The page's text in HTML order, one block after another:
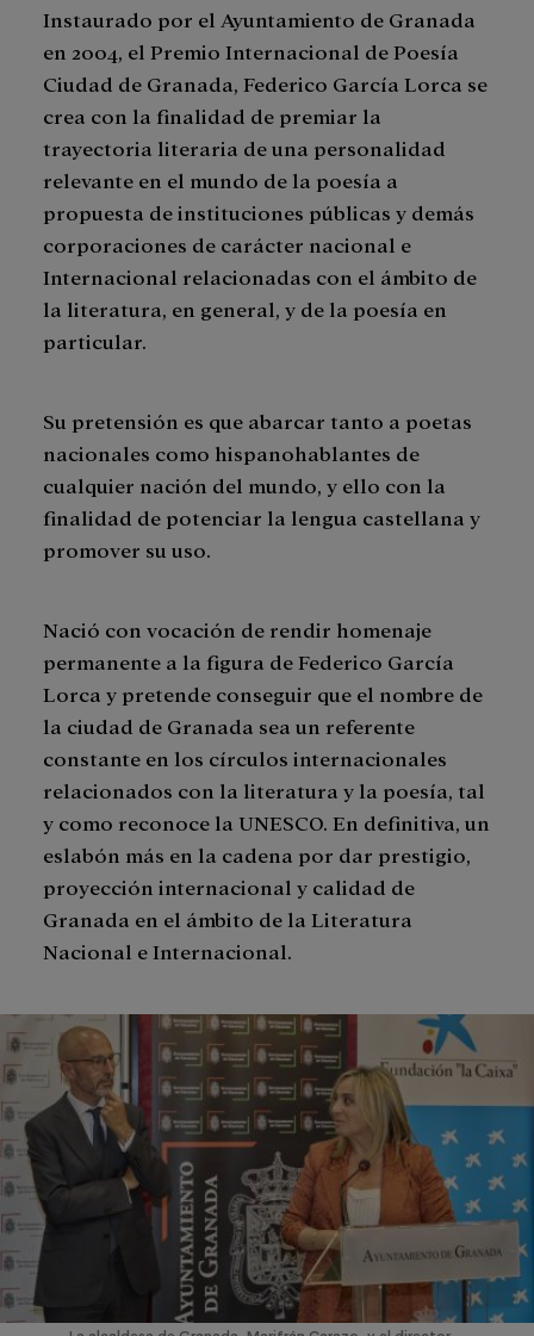
Instaurado por el Ayuntamiento de Granada
en 2004, el Premio Internacional de Poesía
Ciudad de Granada, Federico García Lorca se
crea con la finalidad de premiar la
trayectoria literaria de una personalidad
relevante en el mundo de la poesía a
propuesta de instituciones públicas y demás
corporaciones de carácter nacional e
Internacional relacionadas con el ámbito de
la literatura, en general, y de la poesía en
particular.
Su pretensión es que abarcar tanto a poetas
nacionales como hispanohablantes de
cualquier nación del mundo, y ello con la
finalidad de potenciar la lengua castellana y
promover su uso.
Nació con vocación de rendir homenaje
permanente a la figura de Federico García
Lorca y pretende conseguir que el nombre de
la ciudad de Granada sea un referente
constante en los círculos internacionales
relacionados con la literatura y la poesía, tal
y como reconoce la UNESCO. En definitiva, un
eslabón más en la cadena por dar prestigio,
proyección internacional y calidad de
Granada en el ámbito de la Literatura
Nacional e Internacional.